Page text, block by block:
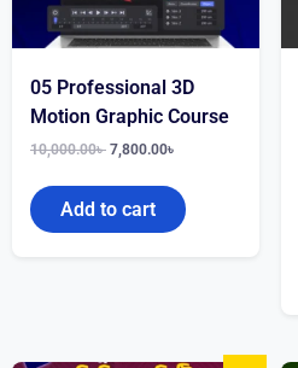
05 Professional 3D
Motion Graphic Course
10,000.00৳ 7,800.00৳
Add to cart